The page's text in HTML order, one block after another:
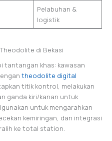
Pelabuhan &
logistik
di Bekasi
tantangan khas: kawasan
theodolite digital
titik kontrol, melakukan
ganda kiri/kanan untuk
untuk mengarahkan
kemiringan, dan integrasi
ke total station.